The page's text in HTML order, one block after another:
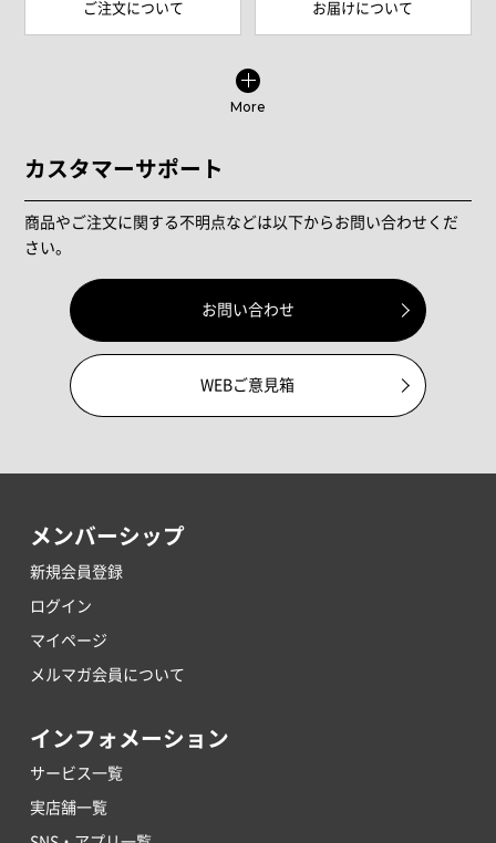
ご注文について お届けについて
More
カスタマーサポート
商品やご注文に関する不明点などは以下からお問い合わせくだ
さい。
お問い合わせ
WEBご意見箱
メンバーシップ
新規会員登録
ログイン
マイページ
メルマガ会員について
インフォメーション
サービス一覧
実店舗一覧